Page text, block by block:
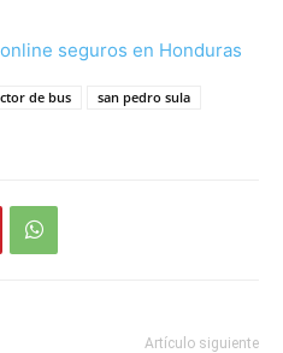
seguros en Honduras
de bus
san pedro sula
Artículo siguiente